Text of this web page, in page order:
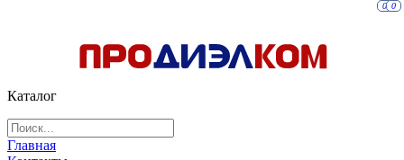
Каталог
Главная
0 0